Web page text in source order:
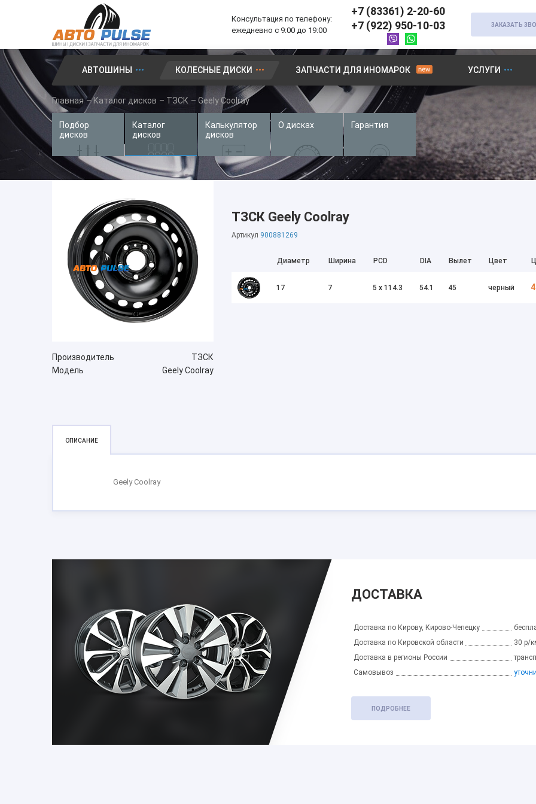
Консультация по телефону:
ежедневно с 9:00 до 19:00
+7 (83361) 2-20-60
+7 (922) 950-10-03
ЗАКАЗАТЬ
Автошины
Колесные диски
Запчасти для иномарок
Услуги
Доставка и оплата
АВТОШИНЫ КОЛЕСНЫЕ ДИСКИ ЗАПЧАСТИ ДЛЯ ИНОМАРОК УСЛУГИ
Главная –Каталог дисков – ТЗСК – Geely Coolray
Подбор
дисков
Каталог
дисков
Калькулятор
дисков
О дисках Гарантия
Производитель
ТЗСК
Модель
Geely Coolray
ТЗСК Geely Coolray
Артикул 900881269
Диаметр Ширина PCD DIA Вылет Цвет
17 7 5 x 114.3 54.1 45 черный
ОПИСАНИЕ
Geely Coolray
ДОСТАВКА
Доставка по Кирову, Кирово-Чепецку
Доставка по Кировской области
30 р/
Доставка в регионы России
Самовывоз
ПОДРОБНЕЕ